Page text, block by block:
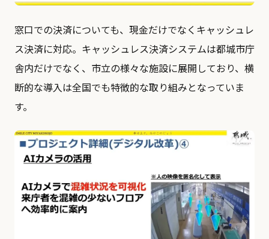
窓口での決済についても、現金だけでなくキャッシュレ
ス決済に対応。キャッシュレス決済システムは都城市庁
舎内だけでなく、市立の様々な施設に展開しており、横
断的な導入は全国でも特徴的な取り組みとなっていま
す。